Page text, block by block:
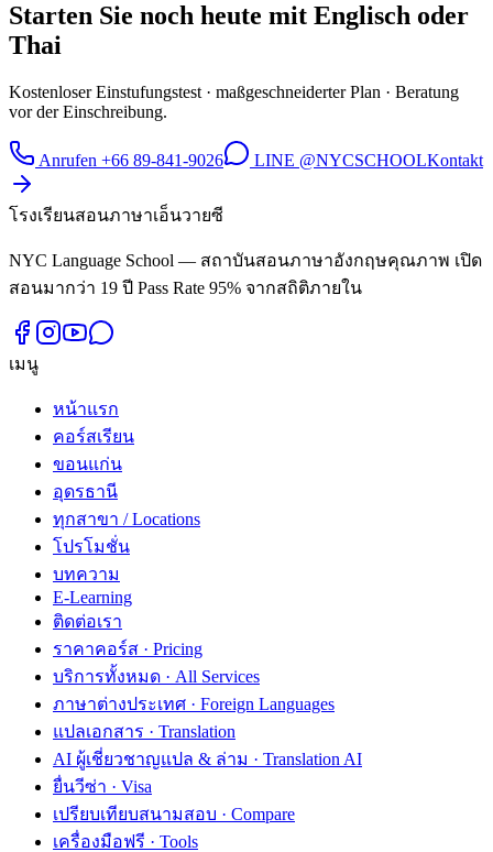
Starten Sie noch heute mit Englisch oder
Thai
Kostenloser Einstufungstest · maßgeschneiderter Plan · Beratung
vor der Einschreibung.
Anrufen +66 89-841-9026 LINE @NYCSCHOOLKontakt
โรงเรียนสอนภาษาเอ็นวายซี
NYC Language School — สถาบันสอนภาษาอังกฤษคุณภาพ เปิด
สอนมากว่า 19 ปี Pass Rate 95% จากสถิติภายใน
เมนู
หน้าแรก
คอร์สเรียน
ขอนแก่น
อุดรธานี
ทุกสาขา / Locations
โปรโมชั่น
บทความ
E-Learning
ติดต่อเรา
ราคาคอร์ส · Pricing
บริการทั้งหมด · All Services
ภาษาต่างประเทศ · Foreign Languages
แปลเอกสาร · Translation
AI ผู้เชี่ยวชาญแปล & ล่าม · Translation AI
ยื่นวีซ่า · Visa
เปรียบเทียบสนามสอบ · Compare
เครื่องมือฟรี · Tools